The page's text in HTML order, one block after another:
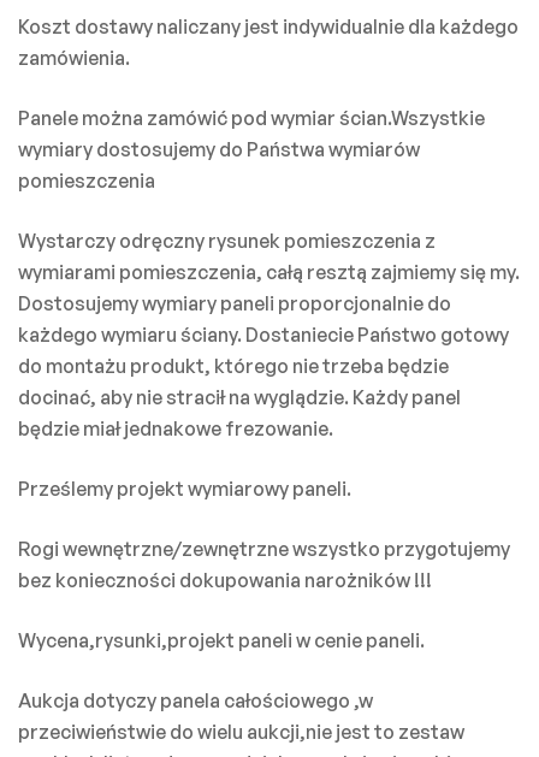
Koszt dostawy naliczany jest indywidualnie dla każdego
zamówienia.
Panele można zamówić pod wymiar ścian.Wszystkie
wymiary dostosujemy do Państwa wymiarów
pomieszczenia
Wystarczy odręczny rysunek pomieszczenia z
wymiarami pomieszczenia, całą resztą zajmiemy się my.
Dostosujemy wymiary paneli proporcjonalnie do
każdego wymiaru ściany. Dostaniecie Państwo gotowy
do montażu produkt, którego nie trzeba będzie
docinać, aby nie stracił na wyglądzie. Każdy panel
będzie miał jednakowe frezowanie.
Prześlemy projekt wymiarowy paneli.
Rogi wewnętrzne/zewnętrzne wszystko przygotujemy
bez konieczności dokupowania narożników !!!
Wycena,rysunki,projekt paneli w cenie paneli.
Aukcja dotyczy panela całościowego ,w
przeciwieństwie do wielu aukcji,nie jest to zestaw